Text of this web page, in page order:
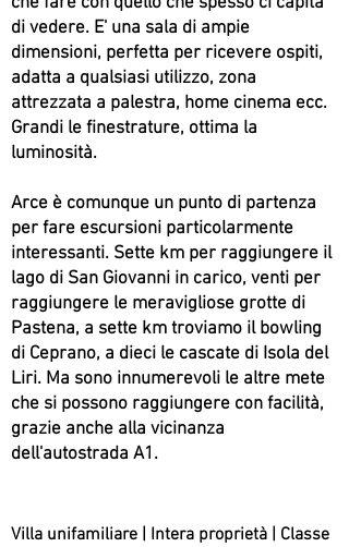
di vedere. E' una sala di ampie
dimensioni, perfetta per ricevere ospiti,
adatta a qualsiasi utilizzo, zona
attrezzata a palestra, home cinema ecc.
Grandi le finestrature, ottima la
luminosità.
Arce è comunque un punto di partenza
per fare escursioni particolarmente
interessanti. Sette km per raggiungere il
lago di San Giovanni in carico, venti per
raggiungere le meravigliose grotte di
Pastena, a sette km troviamo il bowling
di Ceprano, a dieci le cascate di Isola del
Liri. Ma sono innumerevoli le altre mete
che si possono raggiungere con facilità,
grazie anche alla vicinanza
dell'autostrada A1.
Villa unifamiliare | Intera proprietà | Classe